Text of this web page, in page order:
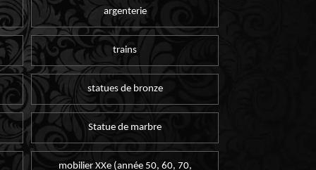
argenterie
trains
statues de bronze
Statue de marbre
mobilier XXe (année 50, 60, 70,